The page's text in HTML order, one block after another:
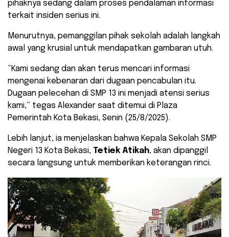
pihaknya sedang dalam proses pendalaman informasi
terkait insiden serius ini.
Menurutnya, pemanggilan pihak sekolah adalah langkah
awal yang krusial untuk mendapatkan gambaran utuh.
​”Kami sedang dan akan terus mencari informasi
mengenai kebenaran dari dugaan pencabulan itu.
Dugaan pelecehan di SMP 13 ini menjadi atensi serius
kami,” tegas Alexander saat ditemui di Plaza
Pemerintah Kota Bekasi, Senin (25/8/2025).
​Lebih lanjut, ia menjelaskan bahwa Kepala Sekolah SMP
Negeri 13 Kota Bekasi, Tetiek Atikah, akan dipanggil
secara langsung untuk memberikan keterangan rinci.